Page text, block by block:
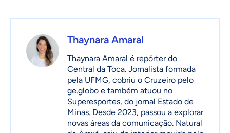
Thaynara Amaral
Thaynara Amaral é repórter do
Central da Toca. Jornalista formada
pela UFMG, cobriu o Cruzeiro pelo
ge.globo e também atuou no
Superesportes, do jornal Estado de
Minas. Desde 2023, passou a explorar
novas áreas da comunicação. Natural